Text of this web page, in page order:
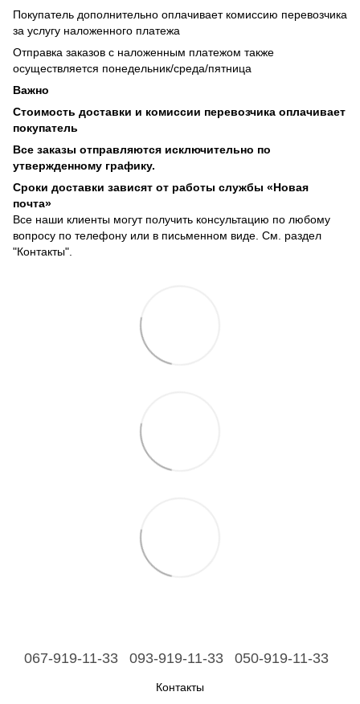
Покупатель дополнительно оплачивает комиссию перевозчика
за услугу наложенного платежа
Отправка заказов с наложенным платежом также
осуществляется понедельник/среда/пятница
Важно
Стоимость доставки и комиссии перевозчика оплачивает
покупатель
Все заказы отправляются исключительно по
утвержденному графику.
Сроки доставки зависят от работы службы «Новая
почта»
Все наши клиенты могут получить консультацию по любому
вопросу по телефону или в письменном виде. См. раздел
"Контакты".
067-919-11-33 093-919-11-33 050-919-11-33
Контакты